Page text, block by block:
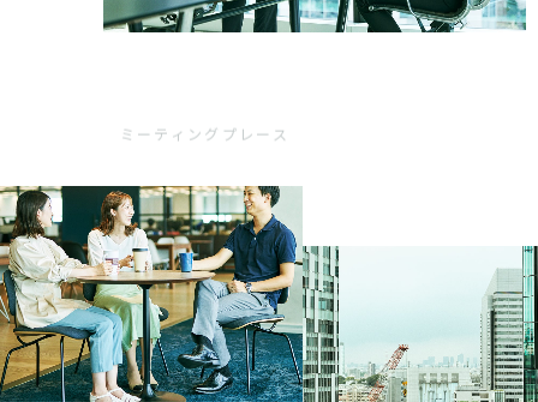
ミーティングプレース